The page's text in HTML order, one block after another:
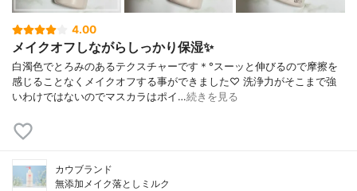
4.00
メイクオフしながらしっかり保湿✨
白濁色でとろみのあるテクスチャーです＊°スーッと伸びるので摩擦を
感じることなくメイクオフする事ができました♡ 洗浄力がそこまで強
いわけではないのでマスカラはポイ…続きを見る
カウブランド
無添加メイク落としミルク